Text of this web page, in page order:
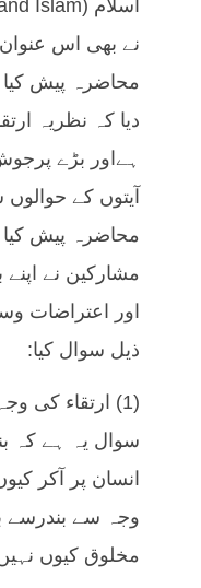
نے بھی اس عنوان
محاضرہ پیش
دیا کہ نظریہ
ہےاور بڑے
آیتوں کے
محاضرہ پیش
مشارکین نے
اور اعتراضات
ذیل سوال کیا:
(1) ارتقاء کی
سوال یہ ہے کہ
انسان پر آکر
وجہ سے بندرسے
مخلوق کیوں